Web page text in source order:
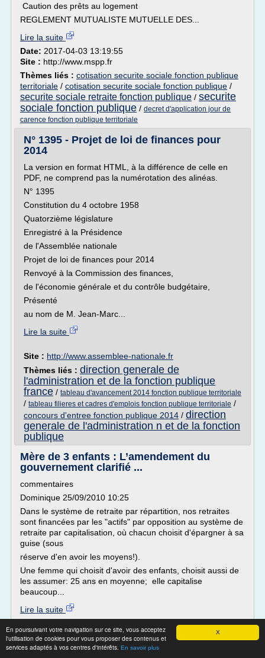
X
En poursuivant votre navigation sur ce site, vous acceptez
l'utilisation de cookies pour vous proposer des contenus et
services adaptés à vos centres d'intérêts. En savoir plus
Caution des prêts au logement
REGLEMENT MUTUALISTE MUTUELLE DES...
Lire la suite
Date: 2017-04-03 13:19:55
Site : http://www.mspp.fr
Thèmes liés : cotisation securite sociale fonction publique
territoriale / cotisation securite sociale fonction publique /
securite sociale retraite fonction publique / securite
sociale fonction publique / decret d'application jour de
carence fonction publique territoriale
N° 1395 - Projet de loi de finances pour
2014
La version en format HTML, à la différence de celle en
PDF, ne comprend pas la numérotation des alinéas.
N° 1395
Constitution du 4 octobre 1958
Quatorzième législature
Enregistré à la Présidence
de l'Assemblée nationale
Projet de loi de finances pour 2014
Renvoyé à la Commission des finances,
de l'économie générale et du contrôle budgétaire,
Présenté
au nom de M. Jean-Marc...
Lire la suite
Site : http://www.assemblee-nationale.fr
Thèmes liés : direction generale de
l'administration et de la fonction publique
france / tableau d'avancement 2014 fonction publique territoriale
/ tableau filieres et cadres d'emplois fonction publique territoriale /
concours d'entree fonction publique 2014 / direction
generale de l'administration n et de la fonction
publique
Mère de 3 enfants : L’amendement du
gouvernement clarifié ...
commentaires
Dominique 25/09/2010 10:25
Dans le système de retraite par répartition, nos retraites
sont financées par les "actifs" par opposition au système de
retraite par capitalisation, où chacun choisit d'épargner à sa
guise (sous
réserve d'en avoir les moyens!).
Une femme qui choisit d'avoir des enfants, choisit aussi de
les assumer: 25 ans en moyenne; elle capitalise
beaucoup...
Lire la suite
Site :http://sauvons-lecole.over-blog.com
Thèmes liés :retraite fonction publique mere de 3 enfants